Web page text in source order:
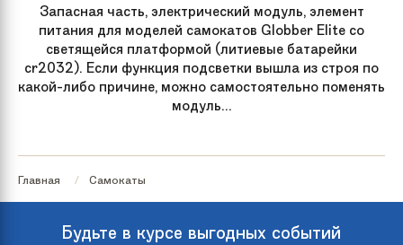
Запасная часть, электрический модуль, элемент
питания для моделей самокатов Globber Elite со
светящейся платформой (литиевые батарейки
cr2032). Если функция подсветки вышла из строя по
какой-либо причине, можно самостоятельно поменять
модуль...
Главная Самокаты
Будьте в курсе выгодных событий